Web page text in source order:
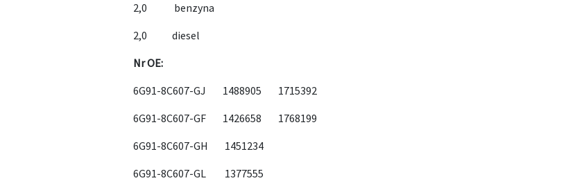
2,0 benzyna
2,0 diesel
Nr OE:
6G91-8C607-GJ 1488905 1715392
6G91-8C607-GF 1426658 1768199
6G91-8C607-GH 1451234
6G91-8C607-GL 1377555